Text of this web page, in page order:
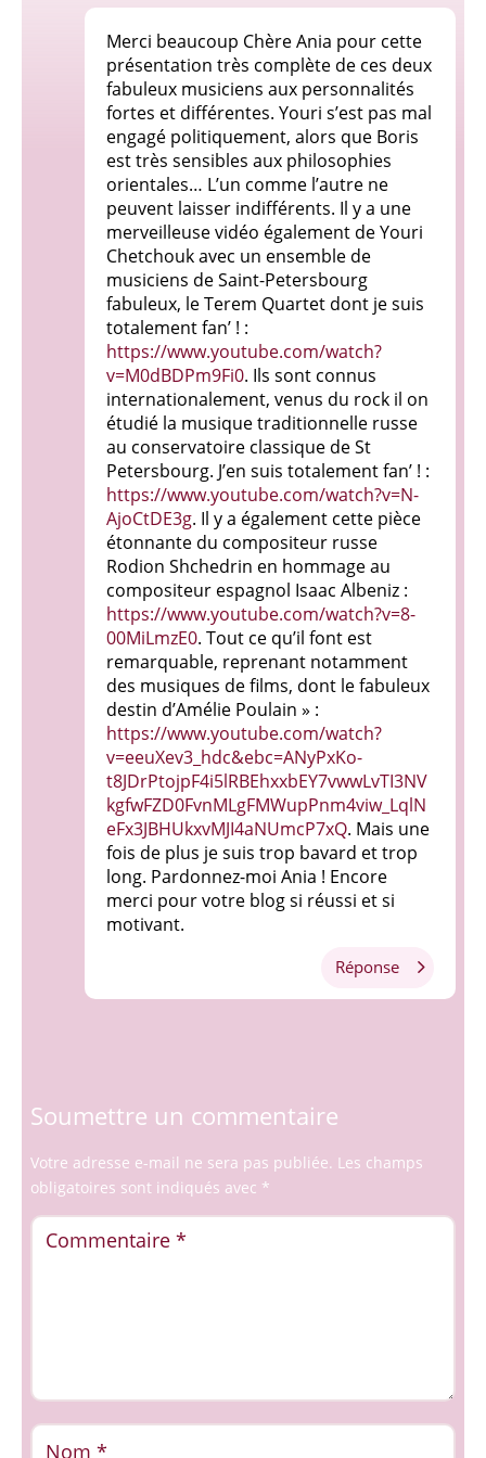
Merci beaucoup Chère Ania pour cette
présentation très complète de ces deux
fabuleux musiciens aux personnalités
fortes et différentes. Youri s’est pas mal
engagé politiquement, alors que Boris
est très sensibles aux philosophies
orientales… L’un comme l’autre ne
peuvent laisser indifférents. Il y a une
merveilleuse vidéo également de Youri
Chetchouk avec un ensemble de
musiciens de Saint-Petersbourg
fabuleux, le Terem Quartet dont je suis
totalement fan’ ! :
https://www.youtube.com/watch?
v=M0dBDPm9Fi0. Ils sont connus
internationalement, venus du rock il on
étudié la musique traditionnelle russe
au conservatoire classique de St
Petersbourg. J’en suis totalement fan’ ! :
https://www.youtube.com/watch?v=N-
AjoCtDE3g. Il y a également cette pièce
étonnante du compositeur russe
Rodion Shchedrin en hommage au
compositeur espagnol Isaac Albeniz :
https://www.youtube.com/watch?v=8-
00MiLmzE0. Tout ce qu’il font est
remarquable, reprenant notamment
des musiques de films, dont le fabuleux
destin d’Amélie Poulain » :
https://www.youtube.com/watch?
v=eeuXev3_hdc&ebc=ANyPxKo-
t8JDrPtojpF4i5lRBEhxxbEY7vwwLvTI3NV
kgfwFZD0FvnMLgFMWupPnm4viw_LqlN
eFx3JBHUkxvMJI4aNUmcP7xQ. Mais une
fois de plus je suis trop bavard et trop
long. Pardonnez-moi Ania ! Encore
merci pour votre blog si réussi et si
motivant.
Réponse
Soumettre un commentaire
Votre adresse e-mail ne sera pas publiée. Les champs
obligatoires sont indiqués avec *